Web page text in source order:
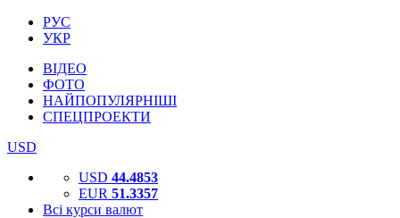
РУС
УКР
ВІДЕО
ФОТО
НАЙПОПУЛЯРНІШІ
СПЕЦПРОЕКТИ
USD
USD 44.4853
EUR 51.3357
Всі курси валют